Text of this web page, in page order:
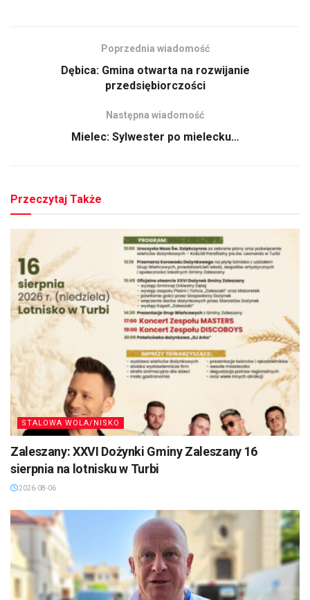
Poprzednia wiadomość
Dębica: Gmina otwarta na rozwijanie
przedsiębiorczości
Następna wiadomość
Mielec: Sylwester po mielecku…
Przeczytaj Także
STALOWA WOLA/NISKO
Zaleszany: XXVI Dożynki Gminy Zaleszany 16
sierpnia na lotnisku w Turbi
2026-08-06